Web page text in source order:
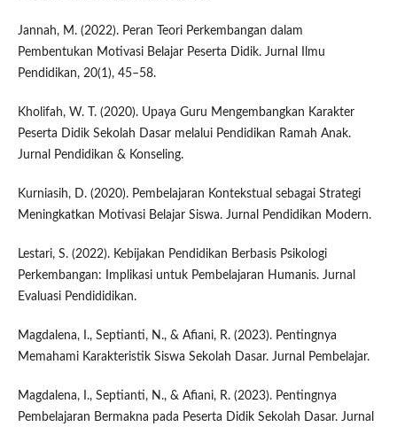
Jannah, M. (2022). Peran Teori Perkembangan dalam
Pembentukan Motivasi Belajar Peserta Didik. Jurnal Ilmu
Pendidikan, 20(1), 45–58.
Kholifah, W. T. (2020). Upaya Guru Mengembangkan Karakter
Peserta Didik Sekolah Dasar melalui Pendidikan Ramah Anak.
Jurnal Pendidikan & Konseling.
Kurniasih, D. (2020). Pembelajaran Kontekstual sebagai Strategi
Meningkatkan Motivasi Belajar Siswa. Jurnal Pendidikan Modern.
Lestari, S. (2022). Kebijakan Pendidikan Berbasis Psikologi
Perkembangan: Implikasi untuk Pembelajaran Humanis. Jurnal
Evaluasi Pendididikan.
Magdalena, I., Septianti, N., & Afiani, R. (2023). Pentingnya
Memahami Karakteristik Siswa Sekolah Dasar. Jurnal Pembelajar.
Magdalena, I., Septianti, N., & Afiani, R. (2023). Pentingnya
Pembelajaran Bermakna pada Peserta Didik Sekolah Dasar. Jurnal